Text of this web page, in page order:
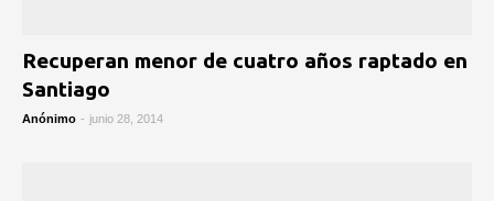
Recuperan menor de cuatro años raptado en
Santiago
Anónimo - junio 28, 2014